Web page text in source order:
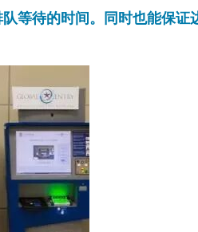
等待的时间。同时也能保证